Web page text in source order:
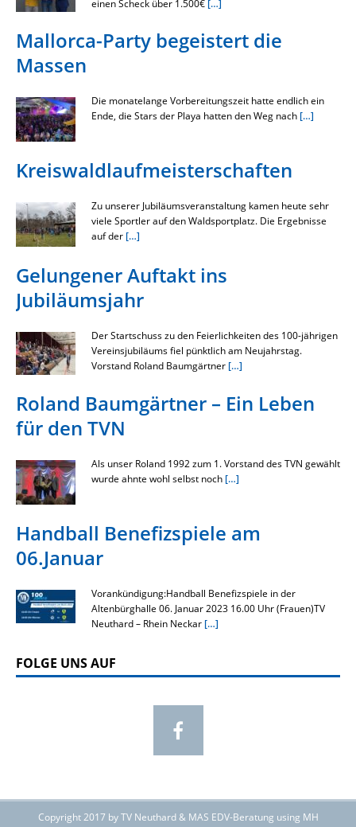
einen Scheck über 1.500€[…]
Mallorca-Party begeistert die
Massen
Die monatelange Vorbereitungszeit hatte endlich ein
Ende, die Stars der Playa hatten den Weg nach[…]
Kreiswaldlaufmeisterschaften
Zu unserer Jubiläumsveranstaltung kamen heute sehr
viele Sportler auf den Waldsportplatz. Die Ergebnisse
auf der[…]
Gelungener Auftakt ins
Jubiläumsjahr
Der Startschuss zu den Feierlichkeiten des 100-jährigen
Vereinsjubiläums fiel pünktlich am Neujahrstag.
Vorstand Roland Baumgärtner[…]
Roland Baumgärtner – Ein Leben
für den TVN
Als unser Roland 1992 zum 1. Vorstand des TVN gewählt
wurde ahnte wohl selbst noch[…]
Handball Benefizspiele am
06.Januar
Vorankündigung:Handball Benefizspiele in der
Altenbürghalle 06. Januar 2023 16.00 Uhr (Frauen)TV
Neuthard – Rhein Neckar[…]
FOLGE UNS AUF
Copyright 2017 by TV Neuthard & MAS EDV-Beratung using MH